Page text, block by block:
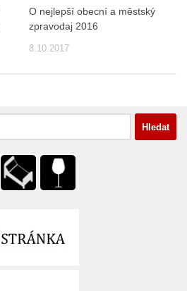
O nejlepší obecní a městský
zpravodaj 2016
8.10.2017